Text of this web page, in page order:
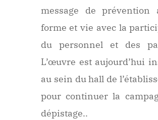
message de prévention
forme et vie avec la
du personnel et des
L’œuvre est aujourd’hui
au sein du hall de
pour continuer la
dépistage..